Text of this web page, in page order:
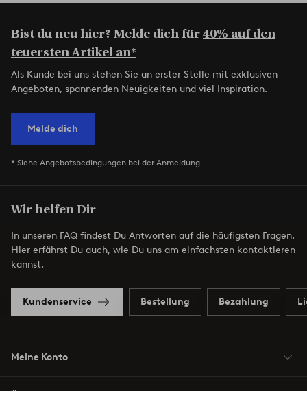
Bist du neu hier? Melde dich für40% auf den
teuersten Artikel an*
Als Kunde bei uns stehen Sie an erster Stelle mit exklusiven
Angeboten, spannenden Neuigkeiten und viel Inspiration.
Melde dich
* Siehe Angebotsbedingungen bei der Anmeldung
Wir helfen Dir
In unseren FAQ findest Du Antworten auf die häufigsten Fragen.
Hier erfährst Du auch, wie Du uns am einfachsten kontaktieren
kannst.
Kundenservice Bestellung Bezahlung
Meine Konto